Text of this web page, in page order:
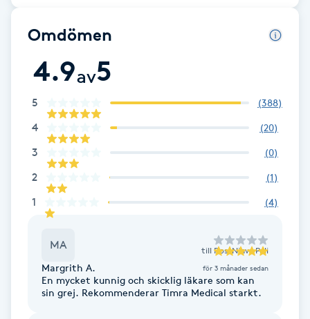
E
Enzympeeling
Extensions
Extensions borttagning
Eyeliner-tatuering
Face framing
Faceliftmassage
Fet hårbotten
Omdömen
4.9av5
5 (388)
4 (20)
3 (0)
2 (1)
1 (4)
MA till Ros-Ninva Poli
Margrith A. för 3 månader sedan
En mycket kunnig och skicklig läkare som kan
sin grej. Rekommenderar Timra Medical starkt.